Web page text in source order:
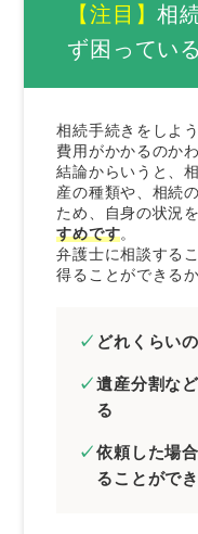
税理士に依頼
行政書士に依
【注目】相
ず困ってい
相続手続きをしよ
費用がかかるのか
結論からいうと、
産の種類や、相続
ため、自身の状況を
すめです。
弁護士に相談する
得ることができるか
どれくらい
遺産分割な
る
依頼した場
ることがで